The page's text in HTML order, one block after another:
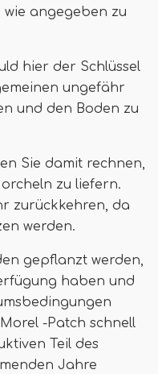
angegeben zu
hier der Schlüssel
ungefähr
und den Boden zu
Sie damit rechnen,
zu liefern.
zurückkehren, da
werden.
gepflanzt werden,
haben und
-Patch schnell
Teil des
Jahre